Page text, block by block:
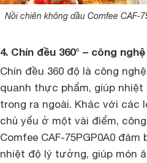
Nồi chiên không dầu Comfee
4. Chín đều 360° – công
Chín đều 360 độ là công
quanh thực phẩm, giúp
trong ra ngoài. Khác với các
chủ yếu ở một vài điểm,
Comfee CAF-75PGP0A0
nhiệt độ lý tưởng, giúp món